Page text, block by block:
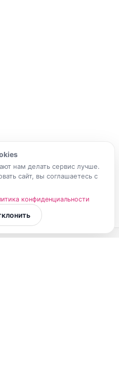
нам делать сервис лучше.
сайт, вы соглашаетесь с
конфиденциальности